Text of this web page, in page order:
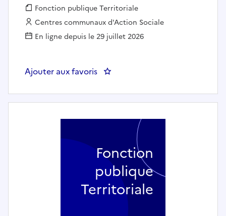
Fonction publique :
Fonction publique Territoriale
Employeur :
Centres communaux d'Action Sociale
En ligne depuis le 29 juillet 2026
Ajouter aux favoris : Agent technique service
Fonction
publique
Territoriale